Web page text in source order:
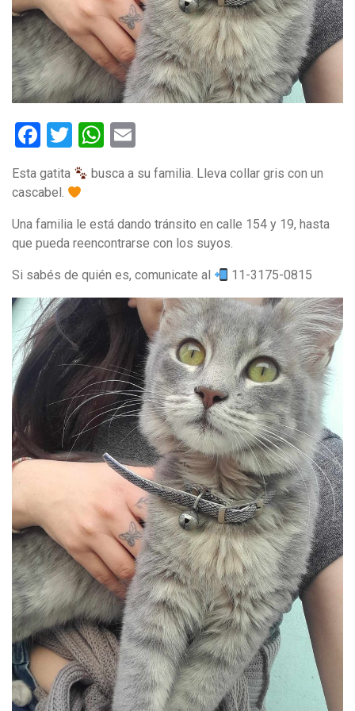
Facebook
TwitterWhatsApp
Esta gatita
busca a su familia. Lleva collar gris con un
cascabel.
Una familia le está dando tránsito en calle 154 y 19, hasta
que pueda reencontrarse con los suyos.
Si sabés de quién es, comunicate al 11-3175-0815